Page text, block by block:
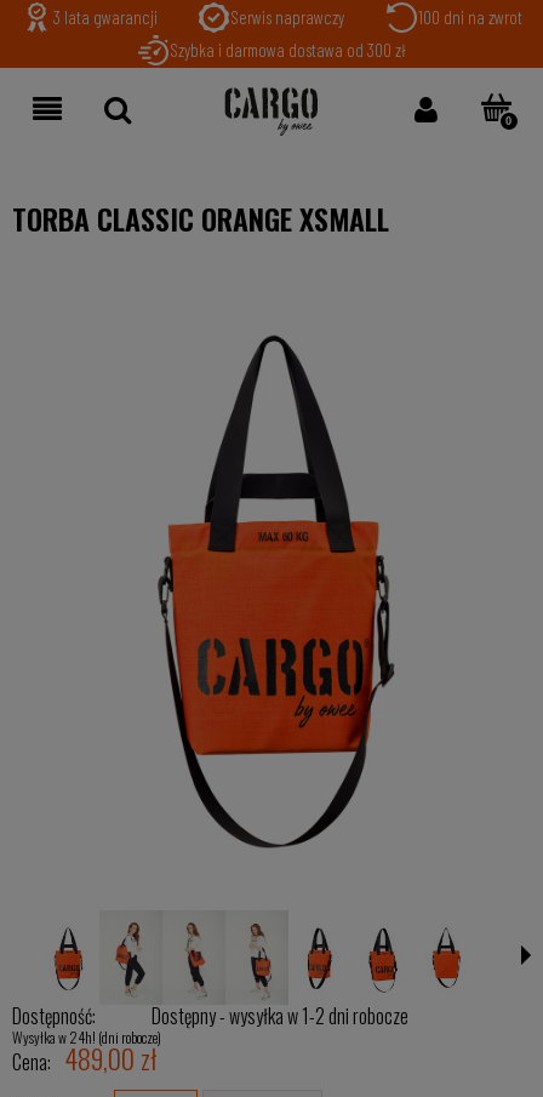
3 lata gwarancji Serwis naprawczy
100 dni na zwrot
Szybka i darmowa dostawa od 300 zł
TORBA CLASSIC ORANGE XSMALL
Dostępność: Dostępny - wysyłka w 1-2 dni robocze
Wysyłka w 24h! (dni robocze)
Cena: 489,00 zł